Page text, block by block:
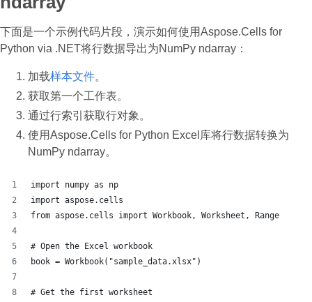
下面是一个示例代码片段，演示如何使用Aspose.Cells for
Python via .NET将行数据导出为NumPy ndarray：
加载样本文件。
获取第一个工作表。
通过行索引获取行对象。
使用Aspose.Cells for Python Excel库将行数据转换为
NumPy ndarray。
import numpy as np
import aspose.cells
from aspose.cells import Workbook, Worksheet, Range
# Open the Excel workbook
book = Workbook("sample_data.xlsx")
# Get the first worksheet